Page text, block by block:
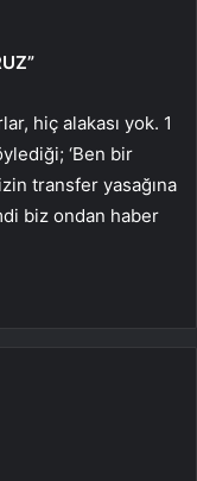
hiç alakası yok. 1
‘Ben bir
transfer yasağına
biz ondan haber